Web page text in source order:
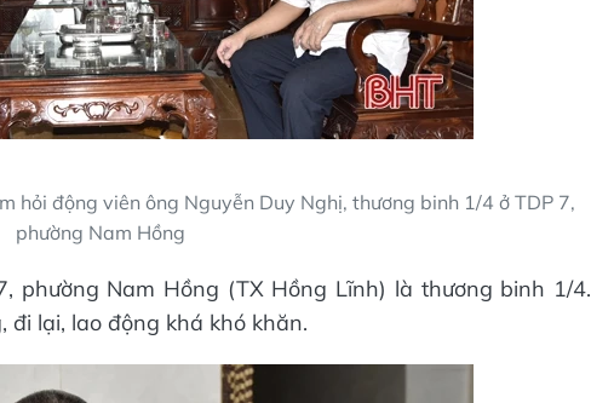
hỏi động viên ông Nguyễn Duy Nghị, thương binh 1/4 ở TDP 7,
phường Nam Hồng
phường Nam Hồng (TX Hồng Lĩnh) là thương binh 1/4.
lại, lao động khá khó khăn.